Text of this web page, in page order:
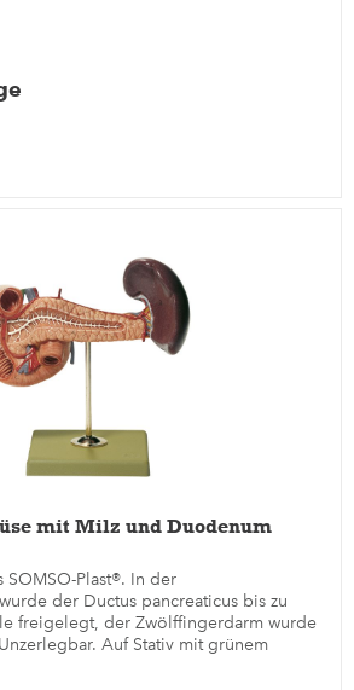
mit Milz und Duodenum
Plast®. In der
der Ductus pancreaticus bis zu
freigelegt, der Zwölffingerdarm wurde
Auf Stativ mit grünem